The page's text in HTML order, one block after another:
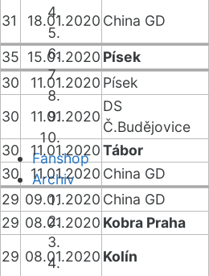
Fanshop
Archiv
31
18.01.2020 China GD
35 15.01.2020 Písek
30
11.01.2020 Písek
30
11.01.2020
DS
Č.Budějovice
30
11.01.2020Tábor
30
11.01.2020 China GD
29 09.01.2020 China GD
29 08.01.2020 Kobra Praha
29 08.01.2020 Kolín